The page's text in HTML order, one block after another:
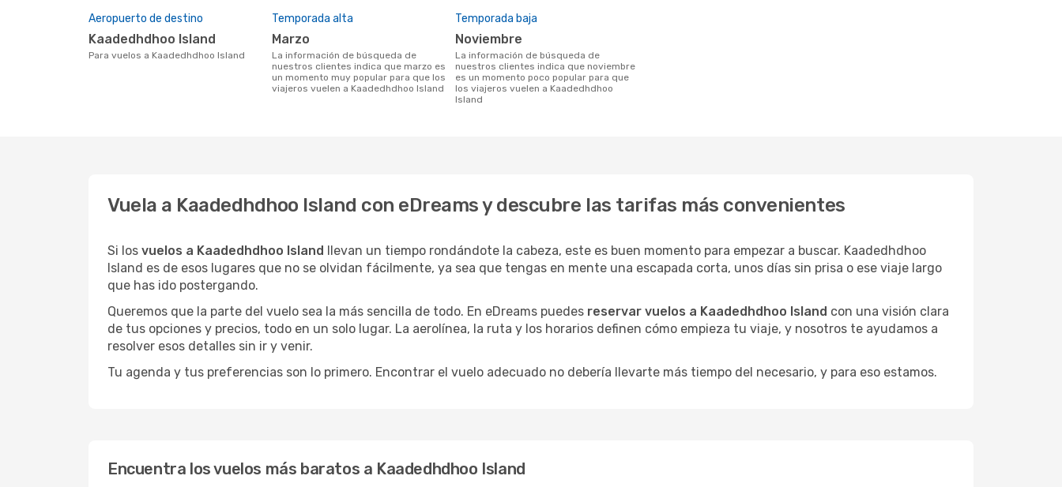
Aeropuerto de destino
Kaadedhdhoo Island
Para vuelos a Kaadedhdhoo Island
Temporada alta
marzo
La información de búsqueda de
nuestros clientes indica que marzo es
un momento muy popular para que los
viajeros vuelen a Kaadedhdhoo Island
Temporada baja
noviembre
La información de búsqueda de
nuestros clientes indica que noviembre
es un momento poco popular para que
los viajeros vuelen a Kaadedhdhoo
Island
Vuela a Kaadedhdhoo Island con eDreams y descubre las tarifas más convenientes
Si los vuelos a Kaadedhdhoo Island llevan un tiempo rondándote la cabeza, este es buen momento para empezar a buscar. Kaadedhdhoo
Island es de esos lugares que no se olvidan fácilmente, ya sea que tengas en mente una escapada corta, unos días sin prisa o ese viaje largo
que has ido postergando.
Queremos que la parte del vuelo sea la más sencilla de todo. En eDreams puedes reservar vuelos a Kaadedhdhoo Island con una visión clara
de tus opciones y precios, todo en un solo lugar. La aerolínea, la ruta y los horarios definen cómo empieza tu viaje, y nosotros te ayudamos a
resolver esos detalles sin ir y venir.
Tu agenda y tus preferencias son lo primero. Encontrar el vuelo adecuado no debería llevarte más tiempo del necesario, y para eso estamos.
Encuentra los vuelos más baratos a Kaadedhdhoo Island